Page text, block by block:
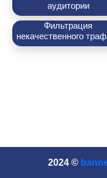
аудитории
Фильтрация
некачественного
2024 ©